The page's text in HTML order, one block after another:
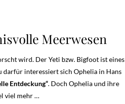
Meerwesen
wird. Der Yeti bzw. Bigfoot ist eines
darfür interessiert sich Ophelia in Hans
Entdeckung“. Doch Ophelia und ihre
viel mehr …